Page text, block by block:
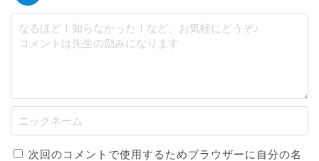
次回のコメントで使用するためブラウザーに自分の名